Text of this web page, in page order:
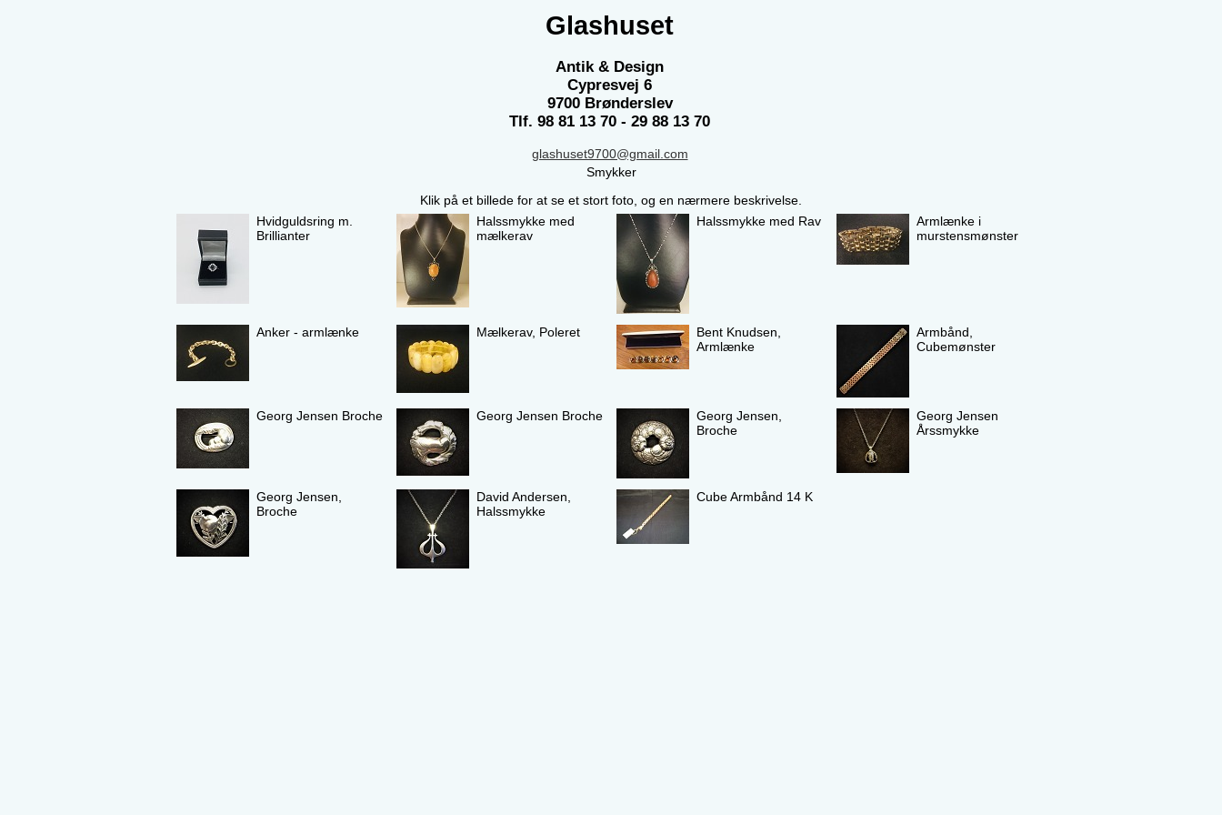
Glashuset
Antik & Design
Cypresvej 6
9700 Brønderslev
Tlf. 98 81 13 70 - 29 88 13 70
glashuset9700@gmail.com
Smykker
Klik på et billede for at se et stort foto, og en nærmere beskrivelse.
Hvidguldsring m.
Brillianter
Halssmykke med
mælkerav
Halssmykke med Rav
Armlænke i
murstensmønster
Anker - armlænke Mælkerav, Poleret
Bent Knudsen,
Armlænke
Armbånd,
Cubemønster
Georg Jensen Broche Georg Jensen Broche
Georg Jensen,
Broche
Georg Jensen
Årssmykke
Georg Jensen,
Broche
David Andersen,
Halssmykke
Cube Armbånd 14 K